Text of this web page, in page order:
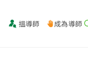
搵導師 成為導師